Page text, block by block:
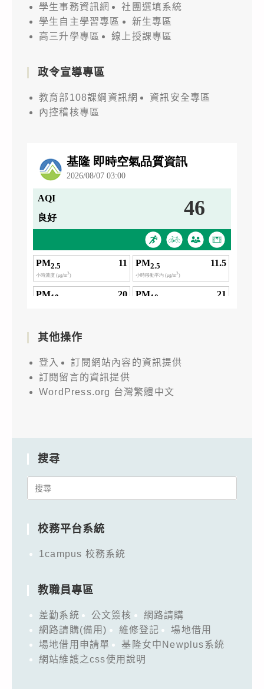
學生事務資訊網
社團選填系統
學生自主學習專區
新生專區
高三升學專區
線上授課專區
政令宣導專區
教育部108課綱資訊網
資訊安全專區
內控稽核專區
其他操作
登入
訂閱網站內容的資訊提供
訂閱留言的資訊提供
WordPress.org 台灣繁體中文
搜尋
Search
校務平台系統
1campus 校務系統
教職員專區
差勤系統 公文簽核
網路請購
網路請購(備用)
維修登記
場地借用
場地借用申請單
基隆女中Newplus系統
網站維護之css使用說明